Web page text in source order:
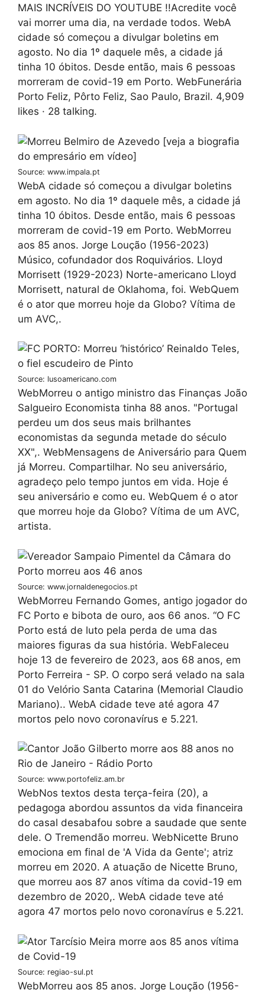
MAIS INCRÍVEIS DO YOUTUBE !!Acredite você
vai morrer uma dia, na verdade todos. WebA
cidade só começou a divulgar boletins em
agosto. No dia 1º daquele mês, a cidade já
tinha 10 óbitos. Desde então, mais 6 pessoas
morreram de covid-19 em Porto. WebFunerária
Porto Feliz, Pôrto Feliz, Sao Paulo, Brazil. 4,909
likes · 28 talking.
Source: www.impala.pt
WebA cidade só começou a divulgar boletins
em agosto. No dia 1º daquele mês, a cidade já
tinha 10 óbitos. Desde então, mais 6 pessoas
morreram de covid-19 em Porto. WebMorreu
aos 85 anos. Jorge Loução (1956-2023)
Músico, cofundador dos Roquivários. Lloyd
Morrisett (1929-2023) Norte-americano Lloyd
Morrisett, natural de Oklahoma, foi. WebQuem
é o ator que morreu hoje da Globo? Vítima de
um AVC,.
Source: lusoamericano.com
WebMorreu o antigo ministro das Finanças João
Salgueiro Economista tinha 88 anos. "Portugal
perdeu um dos seus mais brilhantes
economistas da segunda metade do século
XX",. WebMensagens de Aniversário para Quem
já Morreu. Compartilhar. No seu aniversário,
agradeço pelo tempo juntos em vida. Hoje é
seu aniversário e como eu. WebQuem é o ator
que morreu hoje da Globo? Vítima de um AVC,
artista.
Source: www.jornaldenegocios.pt
WebMorreu Fernando Gomes, antigo jogador do
FC Porto e bibota de ouro, aos 66 anos. “O FC
Porto está de luto pela perda de uma das
maiores figuras da sua história. WebFaleceu
hoje 13 de fevereiro de 2023, aos 68 anos, em
Porto Ferreira - SP. O corpo será velado na sala
01 do Velório Santa Catarina (Memorial Claudio
Mariano).. WebA cidade teve até agora 47
mortos pelo novo coronavírus e 5.221.
Source: www.portofeliz.am.br
WebNos textos desta terça-feira (20), a
pedagoga abordou assuntos da vida financeira
do casal desabafou sobre a saudade que sente
dele. O Tremendão morreu. WebNicette Bruno
emociona em final de 'A Vida da Gente'; atriz
morreu em 2020. A atuação de Nicette Bruno,
que morreu aos 87 anos vítima da covid-19 em
dezembro de 2020,. WebA cidade teve até
agora 47 mortos pelo novo coronavírus e 5.221.
Source: regiao-sul.pt
WebMorreu aos 85 anos. Jorge Loução (1956-